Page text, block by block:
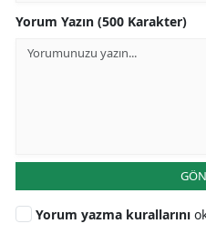
Yorum Yazın (500 Karakter)
Yorum yazma kurallarını